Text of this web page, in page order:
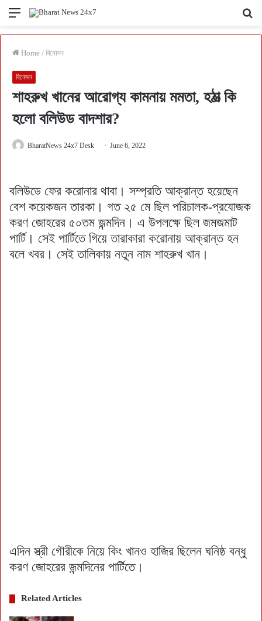
Menu
Home / বিনোদন
বিনোদন
শাহরুখ খানের আরোগ্য কামনায় মমতা, হঠাত্‍ কি
হলো বলিউড বাদশার?
BharatNews 24x7 Desk June 6, 2022
বলিউডে ফের করোনার থাবা। সম্প্রতি আক্রান্ত হয়েছেন
বেশ কয়েকজন তারকা। গত ২৫ মে ছিল পরিচালক-প্রযোজক
করণ জোহরের ৫০তম জন্মদিন। এ উপলক্ষে ছিল জমজমাট
পার্টি। সেই পার্টিতে গিয়ে তারাকারা করোনায় আক্রান্ত হন
বলে খবর। সেই তালিকায় নতুন নাম শাহরুখ খান।
এদিন স্ত্রী গৌরীকে নিয়ে কিং খানও হাজির ছিলেন ঘনিষ্ঠ বন্ধু
করণ জোহরের জন্মদিনের পার্টিতে।
Related Articles